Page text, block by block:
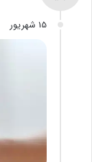
15 شهریور